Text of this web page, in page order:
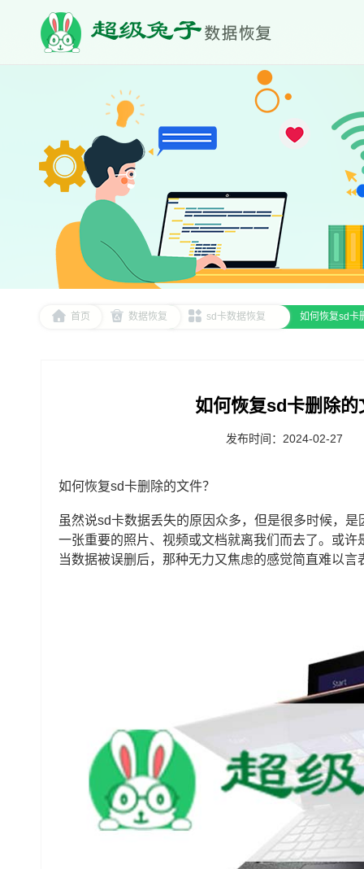
首页 数据恢复 sd卡数据恢复 如何恢复sd卡
如何恢复sd卡删除
发布时间：2024-02-27
如何恢复sd卡删除的文件？
虽然说sd卡数据丢失的原因众多，但是很多时候，
一张重要的照片、视频或文档就离我们而去了。或
当数据被误删后，那种无力又焦虑的感觉简直难以